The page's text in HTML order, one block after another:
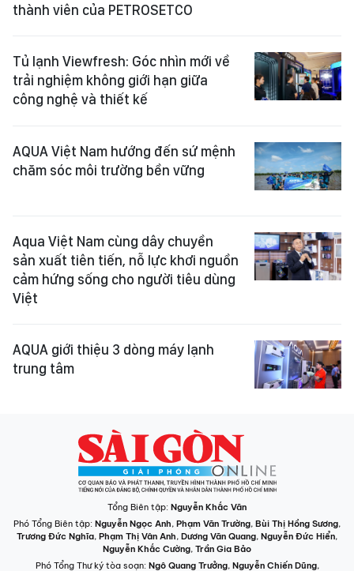
thành viên của PETROSETCO
Tủ lạnh Viewfresh: Góc nhìn mới về
trải nghiệm không giới hạn giữa
công nghệ và thiết kế
AQUA Việt Nam hướng đến sứ mệnh
chăm sóc môi trường bền vững
Aqua Việt Nam cùng dây chuyền
sản xuất tiên tiến, nỗ lực khơi nguồn
cảm hứng sống cho người tiêu dùng
Việt
AQUA giới thiệu 3 dòng máy lạnh
trung tâm
Tổng Biên tập: Nguyễn Khắc Văn
Phó Tổng Biên tập: Nguyễn Ngọc Anh, Phạm Văn Trường, Bùi Thị Hồng Sương,
Trương Đức Nghĩa, Phạm Thị Vân Anh, Dương Văn Quang, Nguyễn Đức Hiển,
Nguyễn Khắc Cường, Trần Gia Bảo
Phó Tổng Thư ký tòa soạn: Ngô Quang Trưởng, Nguyễn Chiến Dũng,